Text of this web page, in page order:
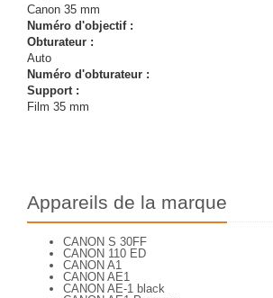
Canon 35 mm
Numéro d'objectif :
Obturateur :
Auto
Numéro d'obturateur :
Support :
Film 35 mm
Appareils de la marque
CANON S 30FF
CANON 110 ED
CANON A1
CANON AE1
CANON AE-1 black